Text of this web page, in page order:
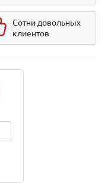
Сотни довольных
клиентов